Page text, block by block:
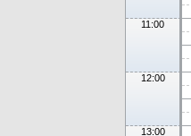
11:00
12:00
13:00